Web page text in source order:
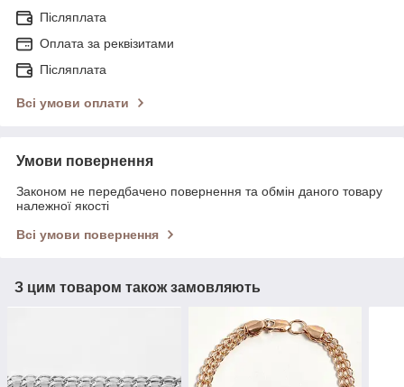
Післяплата
Оплата за реквізитами
Післяплата
Всі умови оплати
Умови повернення
Законом не передбачено повернення та обмін даного товару
належної якості
Всі умови повернення
З цим товаром також замовляють